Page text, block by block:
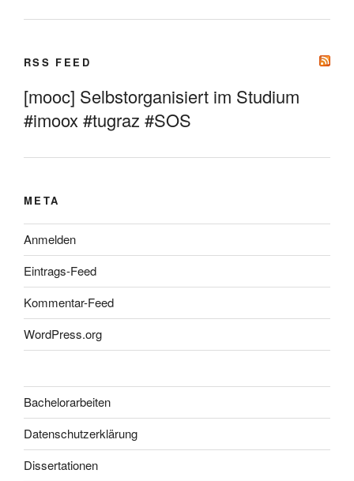
RSS FEED
[mooc] Selbstorganisiert im Studium
#imoox #tugraz #SOS
META
Anmelden
Eintrags-Feed
Kommentar-Feed
WordPress.org
Bachelorarbeiten
Datenschutzerklärung
Dissertationen